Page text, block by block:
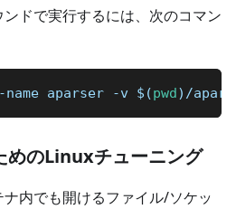
ドで実行するには、次のコマン
aparser -v $(pwd ) /
めのLinuxチューニング
内でも開けるファイル/ソケッ